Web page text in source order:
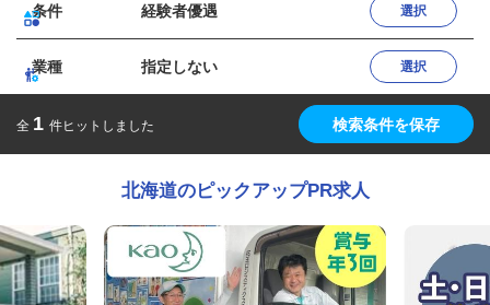
条件 経験者優遇 選択
業種 指定しない 選択
全 1 件ヒットしました 検索条件を保存
北海道のピックアップPR求人